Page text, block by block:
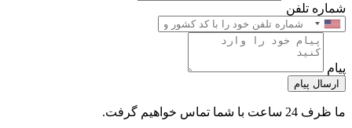
شماره تلفن
پیام
ارسال پیام
ما ظرف 24 ساعت با شما تماس خواهیم گرفت.